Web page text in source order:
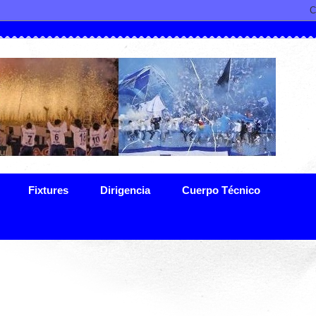
Fixtures Dirigencia Cuerpo Técnico